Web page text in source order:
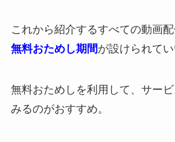
これから紹介するすべての動画
無料おためし期間が設けられてい
無料おためしを利用して、サー
みるのがおすすめ。